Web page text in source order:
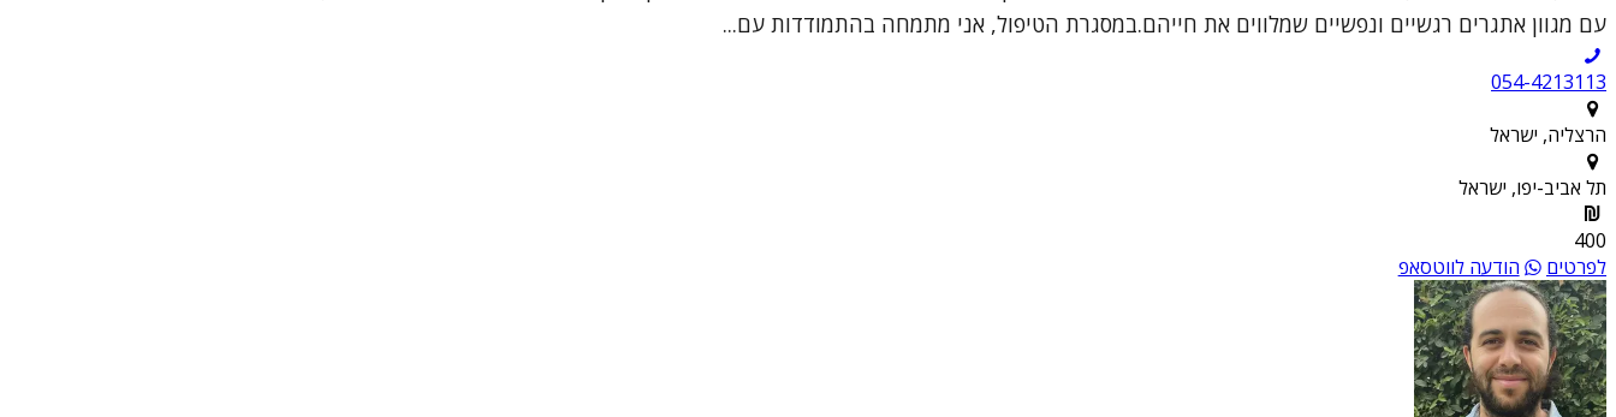
עם מגוון אתגרים רגשיים ונפשיים שמלווים את חייהם.במסגרת הטיפול, אני מתמחה בהתמודדות עם...
054-4213113
הרצליה, ישראל
תל אביב-יפו, ישראל
400
לפרטים
הודעה לווטסאפ